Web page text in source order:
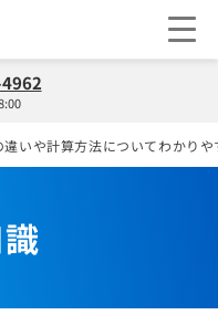
いや計算方法についてわかり